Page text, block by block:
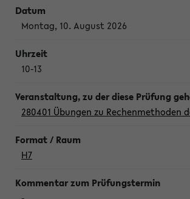
Montag, 10. August 2026
10-13
280401 Übungen zu Rechenmethoden
H7